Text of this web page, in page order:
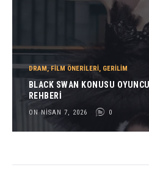
DRAM,FILM ÖNERILERI, GERILIM
BLACK SWAN KONUSU
REHBERI
ON NISAN 7, 2026 0